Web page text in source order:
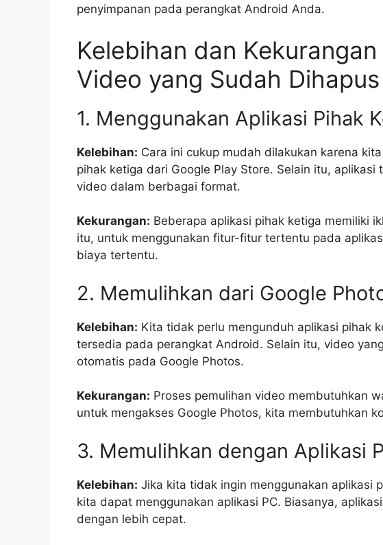
penyimpanan pada perangkat Android Anda.
Kelebihan dan
Video yang Sudah
1. Menggunakan Aplikasi Pihak
Kelebihan: Cara ini cukup mudah dilakukan karena
pihak ketiga dari Google Play Store. Selain itu,
video dalam berbagai format.
Kekurangan: Beberapa aplikasi pihak ketiga memiliki
itu, untuk menggunakan fitur-fitur tertentu pada
biaya tertentu.
2. Memulihkan dari Google
Kelebihan: Kita tidak perlu mengunduh aplikasi pihak
tersedia pada perangkat Android. Selain itu, video
otomatis pada Google Photos.
Kekurangan: Proses pemulihan video membutuhkan
untuk mengakses Google Photos, kita membutuhkan
3. Memulihkan dengan Aplikasi
Kelebihan: Jika kita tidak ingin menggunakan aplikasi
kita dapat menggunakan aplikasi PC. Biasanya,
dengan lebih cepat.